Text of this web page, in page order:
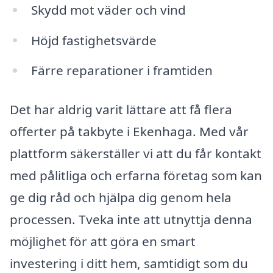
Skydd mot väder och vind
Höjd fastighetsvärde
Färre reparationer i framtiden
Det har aldrig varit lättare att få flera
offerter på takbyte i Ekenhaga. Med vår
plattform säkerställer vi att du får kontakt
med pålitliga och erfarna företag som kan
ge dig råd och hjälpa dig genom hela
processen. Tveka inte att utnyttja denna
möjlighet för att göra en smart
investering i ditt hem, samtidigt som du